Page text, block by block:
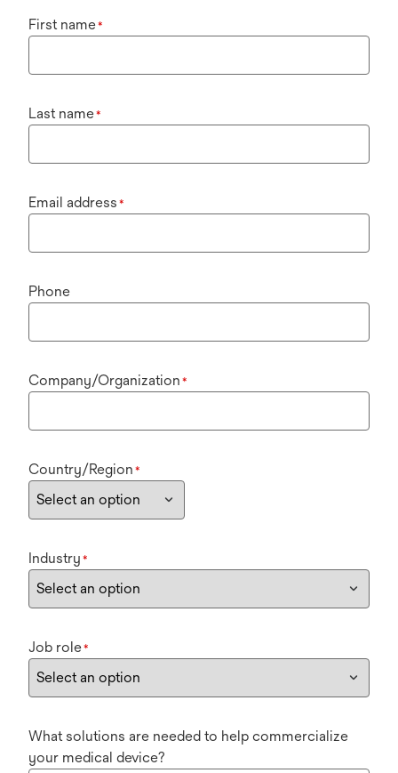
First name*
Last name*
Email address *
Phone
Company/Organization *
Country/Region *
Industry *
Job role*
What solutions are needed to help commercialize
your medical device?